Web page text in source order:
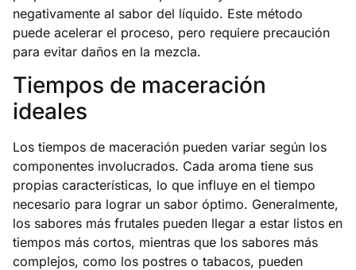
negativamente al sabor del líquido. Este método
puede acelerar el proceso, pero requiere precaución
para evitar daños en la mezcla.
Tiempos de maceración
ideales
Los tiempos de maceración pueden variar según los
componentes involucrados. Cada aroma tiene sus
propias características, lo que influye en el tiempo
necesario para lograr un sabor óptimo. Generalmente,
los sabores más frutales pueden llegar a estar listos en
tiempos más cortos, mientras que los sabores más
complejos, como los postres o tabacos, pueden